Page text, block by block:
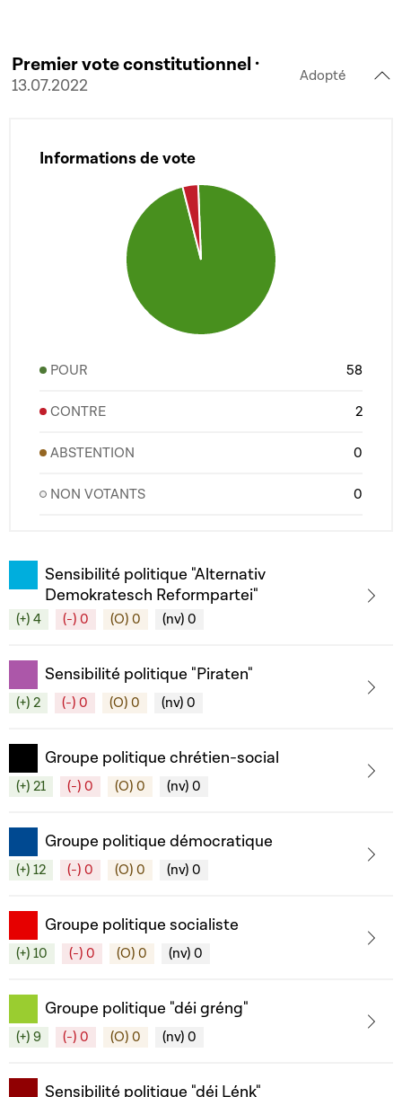
Premier vote constitutionnel ·
13.07.2022
Adopté
Informations de vote
POUR 58
CONTRE 2
ABSTENTION 0
NON VOTANTS 0
Sensibilité politique "Alternativ
Demokratesch Reformpartei"
(+) 4 (-) 0 (O) 0 (nv) 0
Sensibilité politique "Piraten"
(+) 2 (-) 0 (O) 0 (nv) 0
Groupe politique chrétien-social
(+) 21 (-) 0 (O) 0 (nv) 0
Groupe politique démocratique
(+) 12 (-) 0 (O) 0 (nv) 0
Groupe politique socialiste
(+) 10 (-) 0 (O) 0 (nv) 0
Groupe politique "déi gréng"
(+) 9 (-) 0 (O) 0 (nv) 0
Sensibilité politique "déi Lénk"